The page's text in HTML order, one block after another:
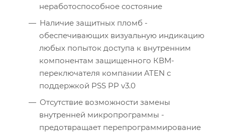
неработоспособное состояние
Наличие защитных пломб -
обеспечивающих визуальную индикацию
любых попыток доступа к внутренним
компонентам защищенного КВМ-
переключателя компании ATEN с
поддержкой PSS PP v3.0
Отсутствие возможности замены
внутренней микропрограммы -
предотвращает перепрограммирование